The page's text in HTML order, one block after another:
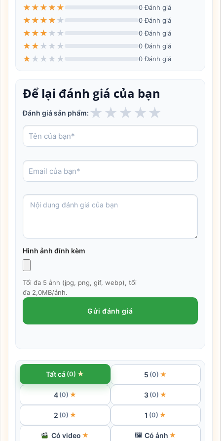
★ ★ ★ ★ ★ 0 Đánh giá
★ ★ ★ ★ ★ 0 Đánh giá
★ ★ ★ ★ ★ 0 Đánh giá
★ ★ ★ ★ ★ 0 Đánh giá
★ ★ ★ ★ ★ 0 Đánh giá
Để lại đánh giá của bạn
Đánh giá sản phẩm: ★ ★ ★ ★★
Hình ảnh đính kèm
Tối đa 5 ảnh (jpg, png, gif, webp), tối
đa 2,0MB/ảnh.
Gửi đánh giá
Tất cả (0) ★ 5 (0) ★
4 (0) ★ 3 (0) ★
2 (0) ★ 1 (0) ★
Có video ★ 🖼 Có ảnh ★